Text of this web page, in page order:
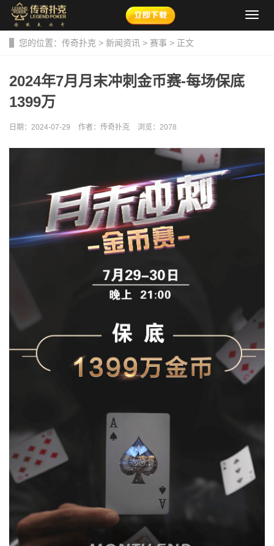
导
您的位置： 传奇扑克 > 新闻资讯 > 赛事 > 正文
2024年7月月末冲刺金币赛-每场保底
1399万
日期：2024-07-29 作者：传奇扑克 浏览： 2078